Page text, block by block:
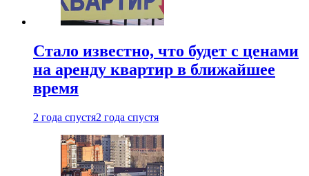
Стало известно, что будет с ценами
на аренду квартир в ближайшее
время
2 года спустя2 года спустя